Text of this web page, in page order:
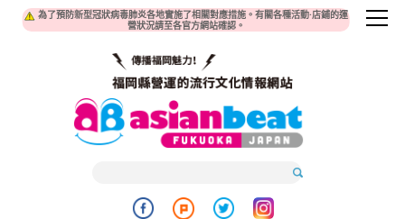
為了預防新型冠狀病毒肺炎各地實施了相關對應措施。有關各種活動·店鋪的運
營狀況請至各官方網站確認。